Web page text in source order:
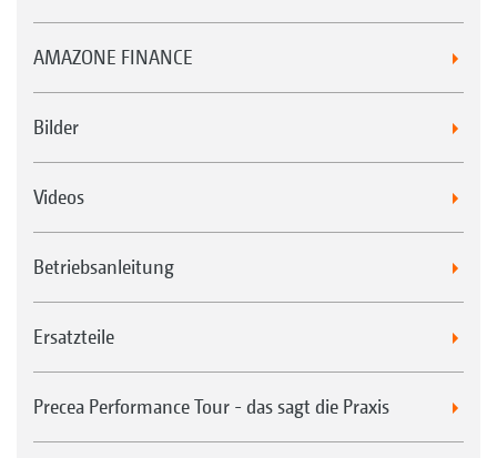
AMAZONE FINANCE
Bilder
Videos
Betriebsanleitung
Ersatzteile
Precea Performance Tour - das sagt die Praxis